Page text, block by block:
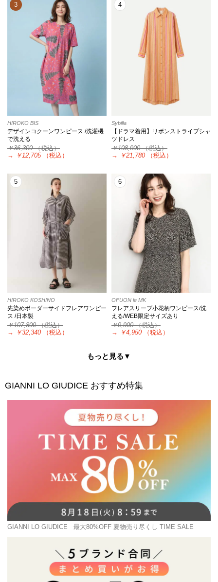
3
HIROKO BIS
デザインコクーンワンピース /洗濯機
で洗える
￥36,300（税込）
→
￥12,705 （税込）
4
Sybilla
【ドラマ着用】リボンストライプシャ
ツドレス
￥108,900（税込）
→
￥21,780 （税込）
5
HIROKO KOSHINO
先染めボーダーサイドフレアワンピー
ス /日本製
￥107,800（税込）
→
￥32,340 （税込）
6
OFUON le MK
フレアスリーブ小花柄ワンピース/洗
える/WEB限定サイズあり
￥9,900（税込）
→
￥4,950 （税込）
もっと見る▼
GIANNI LO GIUDICE おすすめ特集
GIANNI LO GIUDICE 最大80%OFF 夏物売り尽くし TIME SALE